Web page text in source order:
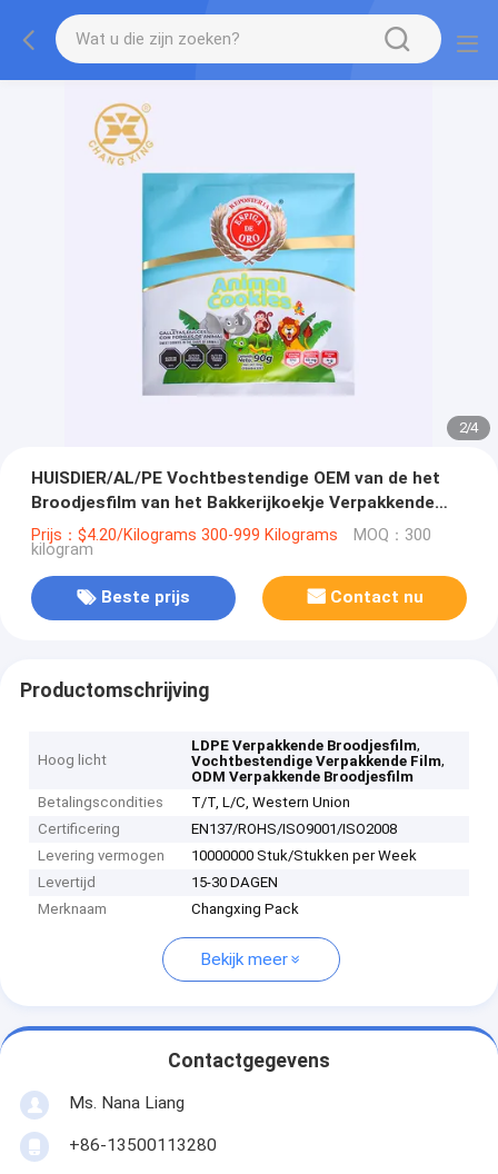
2/4
HUISDIER/AL/PE Vochtbestendige OEM van de het
Broodjesfilm van het Bakkerijkoekje Verpakkende
ODM
Prijs：$4.20/Kilograms 300-999 Kilograms MOQ：300
kilogram
Beste prijs Contact nu
Productomschrijving
Hoog licht
LDPE Verpakkende Broodjesfilm,
Vochtbestendige Verpakkende Film,
ODM Verpakkende Broodjesfilm
Betalingscondities
T/T, L/C, Western Union
Certificering
EN137/ROHS/ISO9001/ISO2008
Levering vermogen
10000000 Stuk/Stukken per Week
Levertijd
15-30 DAGEN
Merknaam
Changxing Pack
Bekijk meer
Contactgegevens
Ms. Nana Liang
+86-13500113280